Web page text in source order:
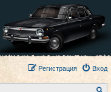
Вход
Регистрация